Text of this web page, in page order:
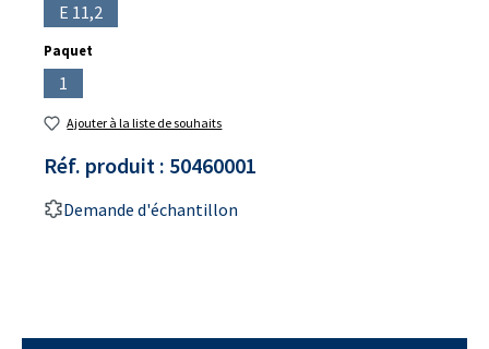
E 11,2(Cette option n'est pas disponible pour le moment.)
Sélectionnez
Paquet
1(Cette option n'est pas disponible pour le moment.)
Ajouter à la liste de souhaits
Réf. produit : 50460001
Demande d'échantillon